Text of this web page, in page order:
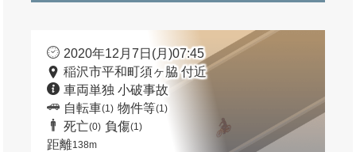
2020年12月7日(月)07:45
稲沢市平和町須ヶ脇 付近
車両単独 小破事故
自転車(1) 物件等(1)
死亡(0) 負傷(1)
距離138m